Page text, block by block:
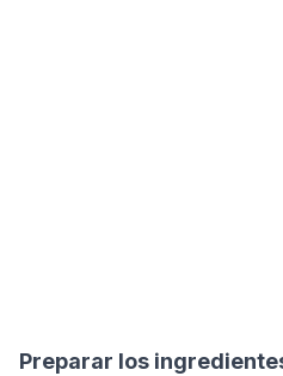
Preparar los